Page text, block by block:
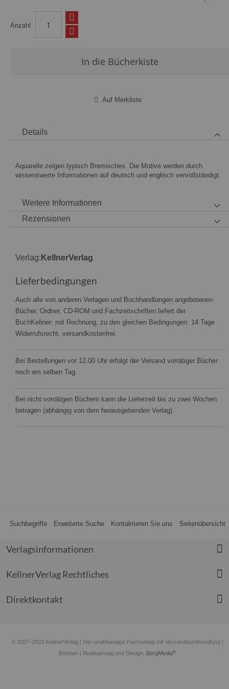
Anzahl
In die Bücherkiste
Auf Merkliste
Details
Aquarelle zeigen typisch Bremisches. Die Motive werden durch
wissenswerte Informationen auf deutsch und englisch vervollständigt.
Weitere Informationen
Rezensionen
Verlag:KellnerVerlag
Lieferbedingungen
Auch alle von anderen Verlagen und Buchhandlungen angebotenen
Bücher, Ordner, CD-ROM und Fachzeitschriften liefert der
BuchKellner: mit Rechnung, zu den gleichen Bedingungen: 14 Tage
Widerrufsrecht, versandkostenfrei.
Bei Bestellungen vor 12.00 Uhr erfolgt der Versand vorrätiger Bücher
noch am selben Tag.
Bei nicht vorrätigen Büchern kann die Lieferzeit bis zu zwei Wochen
betragen (abhängig von dem herausgebenden Verlag).
Suchbegriffe Erweiterte Suche Kontaktieren Sie uns Seitenübersicht
Verlagsinformationen
KellnerVerlag Rechtliches
Direktkontakt
© 2007–2022 KellnerVerlag | Der unabhängige Fachverlag mit Versandbuchhandlung |
Bremen | Realisierung und Design: BergMedia®